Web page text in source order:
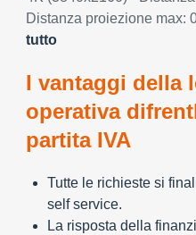
Distanza proiezione max:
tutto
I vantaggi della
operativa
partita IVA
Tutte le richieste si
self service.
La risposta della